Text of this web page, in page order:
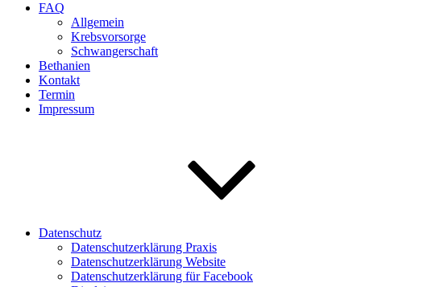
FAQ
Allgemein
Krebsvorsorge
Schwangerschaft
Bethanien
Kontakt
Termin
Impressum
Datenschutz
Datenschutzerklärung Praxis
Datenschutzerklärung Website
Datenschutzerklärung für Facebook